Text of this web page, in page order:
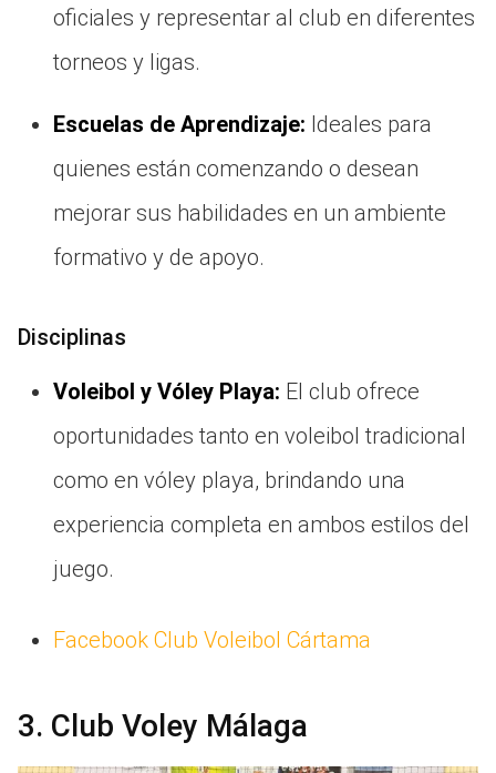
oficiales y representar al club en diferentes
torneos y ligas.
Escuelas de Aprendizaje: Ideales para
quienes están comenzando o desean
mejorar sus habilidades en un ambiente
formativo y de apoyo.
Disciplinas
Voleibol y Vóley Playa: El club ofrece
oportunidades tanto en voleibol tradicional
como en vóley playa, brindando una
experiencia completa en ambos estilos del
juego.
Facebook Club Voleibol Cártama
3. Club Voley Málaga